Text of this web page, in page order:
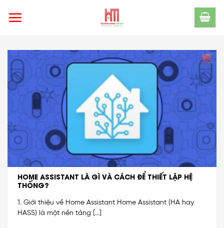
HOME ASSISTANT LÀ GÌ VÀ CÁCH ĐỂ THIẾT LẬP HỆ
THỐNG?
1. Giới thiệu về Home Assistant Home Assistant (HA hay
HASS) là một nền tảng [...]